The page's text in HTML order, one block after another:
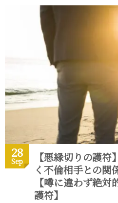
28
Sep
【悪縁切りの護
く不倫相手との関
【噂に違わず絶
護符】